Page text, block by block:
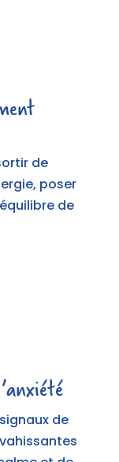
de
poser
de
de